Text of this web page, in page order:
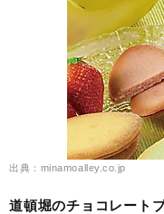
出典：minamoalley.co.jp
道頓堀のチョコレート